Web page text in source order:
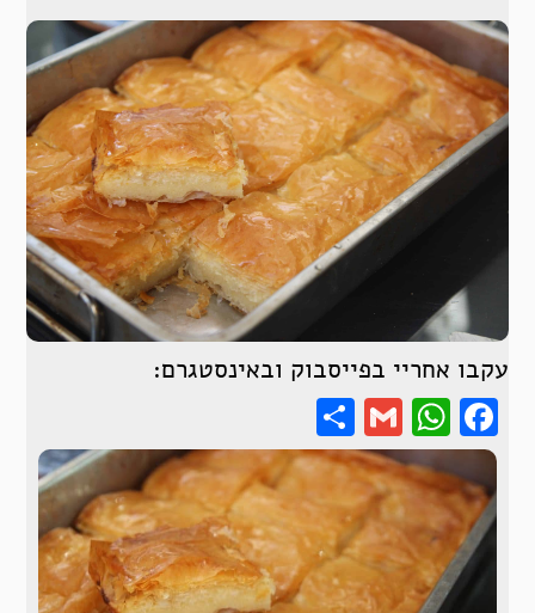
עקבו אחריי בפייסבוק ובאינסטגרם:
Facebook
WhatsApp
Gmail